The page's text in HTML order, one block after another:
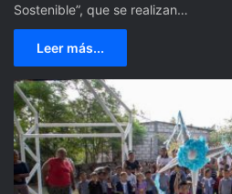
Sostenible”, que se realizan…
Leer más...